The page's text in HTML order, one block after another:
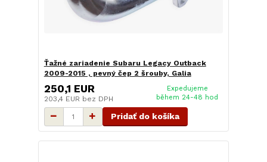
Ťažné zariadenie Subaru Legacy Outback
2009-2015 , pevný čep 2 šrouby, Galia
250,1 EUR
203,4 EUR bez DPH
Expedujeme
během 24-48 hod
Pridať do košíka